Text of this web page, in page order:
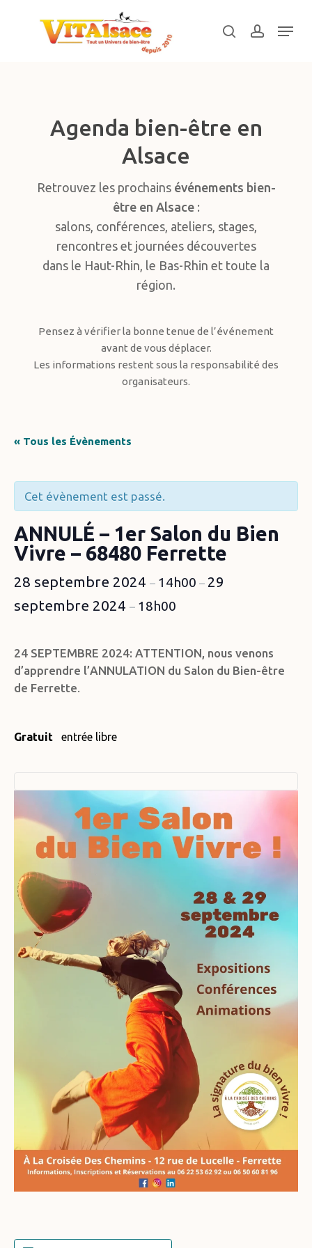
searchaccount
Menu
Agenda bien-être en
Alsace
Retrouvez les prochains événements bien-
être en Alsace:
salons, conférences, ateliers, stages,
rencontres et journées découvertes
dans le Haut-Rhin, le Bas-Rhin et toute la
région.
Pensez à vérifier la bonne tenue de l’événement
avant de vous déplacer.
Les informations restent sous la responsabilité des
organisateurs.
« Tous les Évènements
Cet évènement est passé.
ANNULÉ – 1er Salon du Bien
Vivre – 68480 Ferrette
28 septembre 2024 – 14h00 – 29
septembre 2024 – 18h00
24 SEPTEMBRE 2024: ATTENTION, nous venons
d’apprendre l’ANNULATION du Salon du Bien-être
de Ferrette.
Gratuit entrée libre